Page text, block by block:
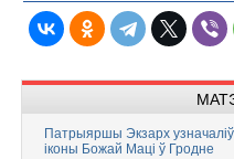
Патрыяршы Экзарх
іконы Божай Маці ў Гродне